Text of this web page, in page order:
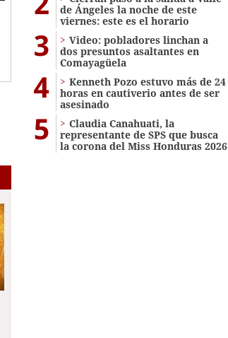
de Ángeles la noche de este
viernes: este es el horario
3
Video: pobladores linchan a
dos presuntos asaltantes en
Comayagüela
4
Kenneth Pozo estuvo más de 24
horas en cautiverio antes de ser
asesinado
5
Claudia Canahuati, la
representante de SPS que busca
la corona del Miss Honduras 2026